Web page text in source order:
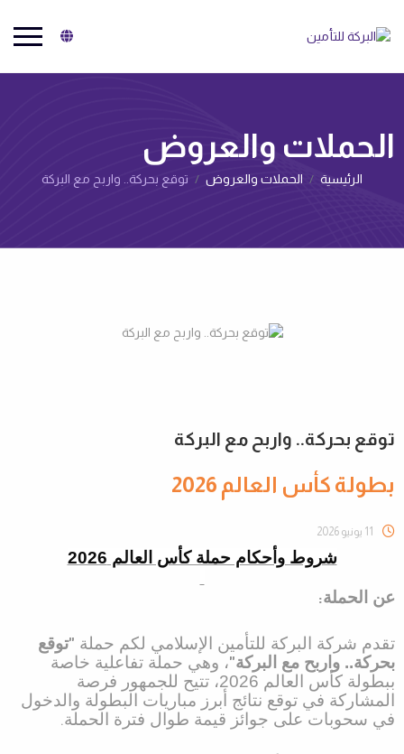
البركة للتأمين
الحملات والعروض‌
الرئيسية الحملات والعروض‌ توقع بحركة.. واربح مع البركة
توقع بحركة.. واربح مع البركة
بطولة كأس العالم 2026
11 يونيو 2026
شروط وأحكام حملة كأس العالم 2026
عن الحملة:
تقدم شركة البركة للتأمين الإسلامي لكم حملة "توقع
بحركة.. واربح مع البركة"، وهي حملة تفاعلية خاصة
ببطولة كأس العالم 2026، تتيح للجمهور فرصة
المشاركة في توقع نتائج أبرز مباريات البطولة والدخول
في سحوبات على جوائز قيمة طوال فترة الحملة.